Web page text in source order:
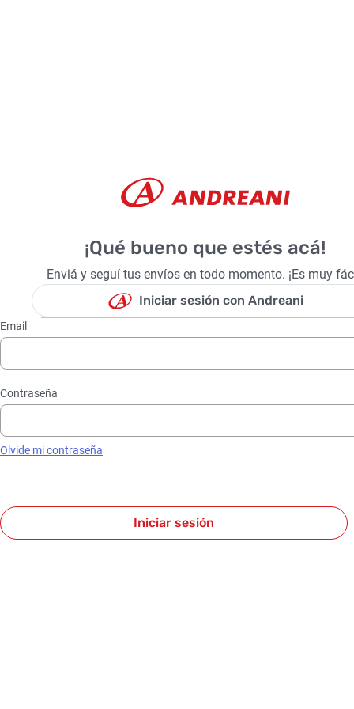
¡Qué bueno que estés acá!
Enviá y seguí tus envíos en todo momento. ¡Es muy
Iniciar sesión con Andreani
Email
Contraseña
Olvide mi contraseña
Iniciar sesión